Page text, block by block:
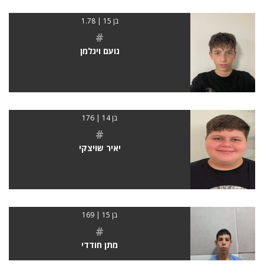
בן 15 | 1.78
#
נועם ויגלמן
בן 14 | 176
#
יאיר שויצקי
בן 15 | 169
#
מתן חודדי